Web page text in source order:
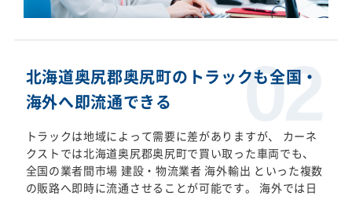
北海道奥尻郡奥尻町のトラックも全国・
海外へ即流通できる
トラックは地域によって需要に差がありますが、 カーネ
クストでは北海道奥尻郡奥尻町で買い取った車両でも、
全国の業者間市場 建設・物流業者 海外輸出 といった複数
の販路へ即時に流通させることが可能です。 海外では日